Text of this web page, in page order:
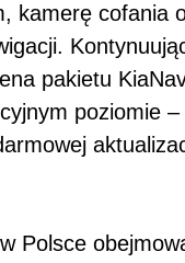
kamerę cofania
pakietu
poziomie
Polsce